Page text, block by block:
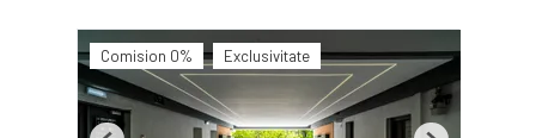
Comision 0% Exclusivitate